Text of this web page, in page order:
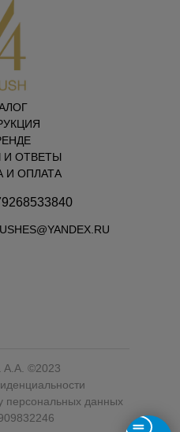
ОТВЕТЫ
И ОПЛАТА
А.А. ©2023
персональных данных